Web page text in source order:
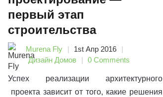
первый этап
строительства
Murena Fly
1st Апр 2016
Дизайн Домов
0 Comments
Успех реализации архитектурного
проекта зависит от того, какие решения